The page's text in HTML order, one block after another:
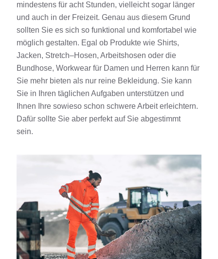
mindestens für acht Stunden, vielleicht sogar länger
und auch in der Freizeit. Genau aus diesem Grund
sollten Sie es sich so funktional und komfortabel wie
möglich gestalten. Egal ob Produktewie Shirts,
Jacken, Stretch–Hosen, Arbeitshosen oder die
Bundhose, Workwearfür Damen und Herren kann für
Sie mehr bieten als nur reine Bekleidung. Sie kann
Sie in Ihren täglichen Aufgaben unterstützen und
Ihnen Ihre sowieso schon schwere Arbeit erleichtern.
Dafür sollte Sie aber perfekt auf Sie abgestimmt
sein.